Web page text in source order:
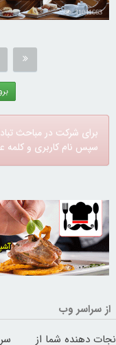
31041663
برای شرکت در مباحث
سپس نام کاربری و کلمه
30256506
از سراسر وب
نجات دهنده شما از